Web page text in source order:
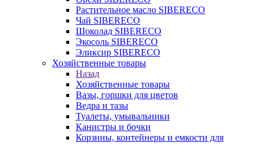
Растительное масло SIBERECO
Чай SIBERECO
Шоколад SIBERECO
Экосоль SIBERECO
Эликсир SIBERECO
Хозяйственные товары
Назад
Хозяйственные товары
Вазы, горшки для цветов
Ведра и тазы
Туалеты, умывальники
Канистры и бочки
Корзины, контейнеры и емкости для